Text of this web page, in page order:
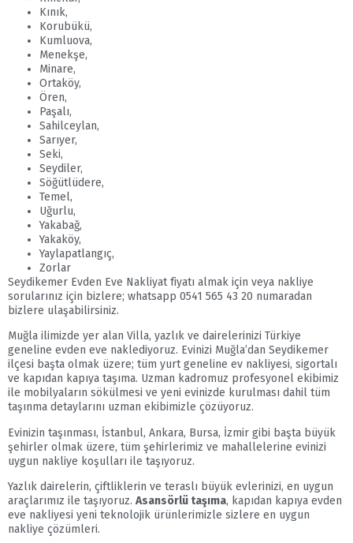
Kınık,
Korubükü,
Kumluova,
Menekşe,
Minare,
Ortaköy,
Ören,
Paşalı,
Sahilceylan,
Sarıyer,
Seki,
Seydiler,
Söğütlüdere,
Temel,
Uğurlu,
Yakabağ,
Yakaköy,
Yaylapatlangıç,
Zorlar
Seydikemer Evden Eve Nakliyat fiyatı almak için veya nakliye
sorularınız için bizlere; whatsapp 0541 565 43 20 numaradan
bizlere ulaşabilirsiniz.
Muğla ilimizde yer alan Villa, yazlık ve dairelerinizi Türkiye
geneline evden eve naklediyoruz. Evinizi Muğla’dan Seydikemer
ilçesi başta olmak üzere; tüm yurt geneline ev nakliyesi, sigortalı
ve kapıdan kapıya taşıma. Uzman kadromuz profesyonel ekibimiz
ile mobilyaların sökülmesi ve yeni evinizde kurulması dahil tüm
taşınma detaylarını uzman ekibimizle çözüyoruz.
Evinizin taşınması, İstanbul, Ankara, Bursa, İzmir gibi başta büyük
şehirler olmak üzere, tüm şehirlerimiz ve mahallelerine evinizi
uygun nakliye koşulları ile taşıyoruz.
Yazlık dairelerin, çiftliklerin ve teraslı büyük evlerinizi, en uygun
araçlarımız ile taşıyoruz. Asansörlü taşıma, kapıdan kapıya evden
eve nakliyesi yeni teknolojik ürünlerimizle sizlere en uygun
nakliye çözümleri.